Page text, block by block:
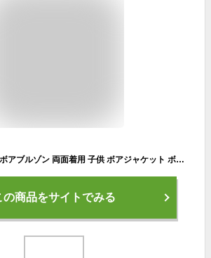
キッズ コート OUYe ボアブルゾン 両面着用 子供 ボアジャケット ボアコート アウター もこもこ 防寒 フリースジャケット カジュアル アウトドア フルジップーパーカー かわいい 防寒 秋冬用 お洒落 コート (グレー,140cm)
の商品をサイトでみる